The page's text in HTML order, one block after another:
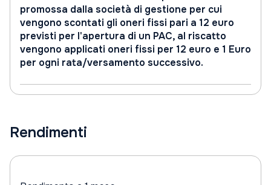
promossa dalla società di gestione per cui
vengono scontati gli oneri fissi pari a 12 euro
previsti per l'apertura di un PAC, al riscatto
vengono applicati oneri fissi per 12 euro e 1 Euro
per ogni rata/versamento successivo.
Rendimenti